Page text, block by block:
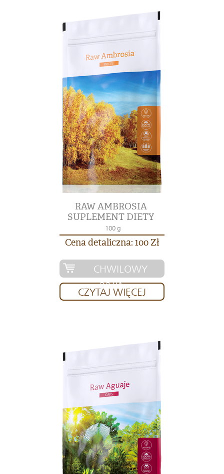
RAW AMBROSIA
SUPLEMENT DIETY
100 g
Cena detaliczna: 100 Zł
CHWILOWY
BRAK
CZYTAJ WIĘCEJ